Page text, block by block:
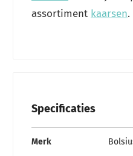
assortiment kaarsen.
Specificaties
Merk